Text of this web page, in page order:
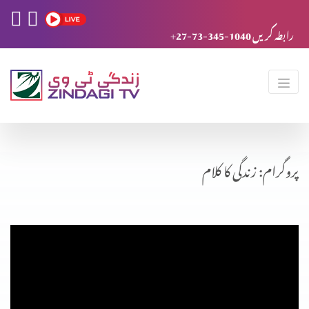
+27-73-345-1040 رابطہ کریں
پروگرام: زندگی کا کلام